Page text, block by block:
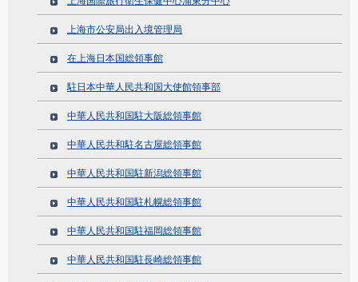
上海市公安局出入境管理局
在上海日本国総領事館
駐日本中華人民共和国大使館領事部
中華人民共和国駐大阪総領事館
中華人民共和駐名古屋総領事館
中華人民共和国駐新潟総領事館
中華人民共和国駐札幌総領事館
中華人民共和国駐福岡総領事館
中華人民共和国駐長崎総領事館